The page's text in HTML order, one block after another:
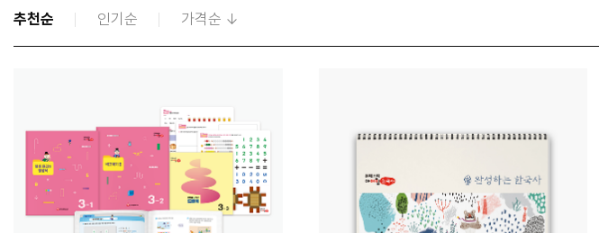
추천순 인기순 가격순 ↓